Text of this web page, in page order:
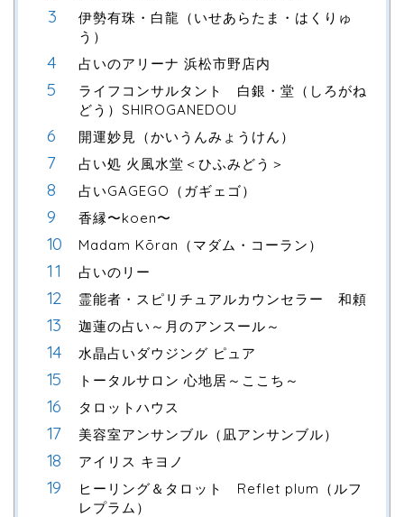
伊勢有珠・白龍（いせあらたま・はくりゅ
う）
占いのアリーナ 浜松市野店内
ライフコンサルタント 白銀・堂（しろがね
どう）SHIROGANEDOU
開運妙見（かいうんみょうけん）
占い処 火風水堂＜ひふみどう＞
占いGAGEGO（ガギェゴ）
香縁〜koen〜
Madam Kōran（マダム・コーラン）
占いのリー
霊能者・スピリチュアルカウンセラー 和頼
迦蓮の占い～月のアンスール～
水晶占いダウジング ピュア
トータルサロン 心地居～ここち～
タロットハウス
美容室アンサンブル（凪アンサンブル）
アイリス キヨノ
ヒーリング＆タロット Reflet plum（ルフ
レプラム）